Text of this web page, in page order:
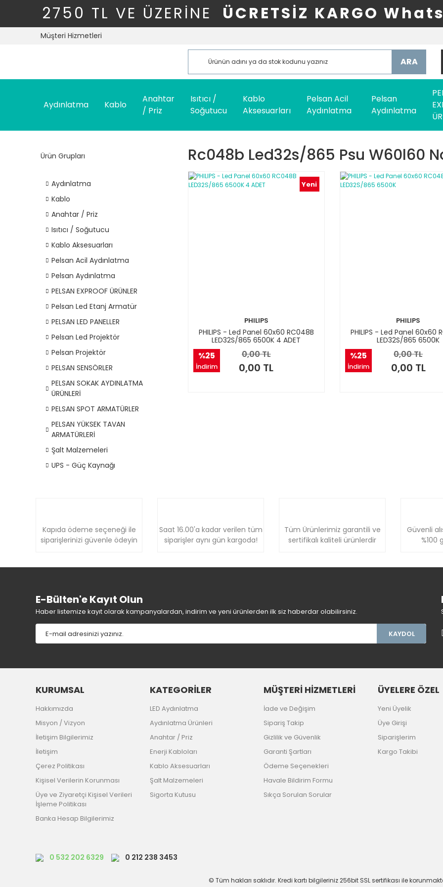
2750 TL VE ÜZERİNE ÜCRETSİZ KARGO
Müşteri Hizmetleri
ARA
Aydınlatma Kablo
Anahtar
/ Priz
Isıtıcı /
Soğutucu
Kablo
Aksesuarları
Pelsan Acil
Aydınlatma
Pelsan
Aydınlatma
Ürün Grupları
Aydınlatma
Kablo
Anahtar / Priz
Isıtıcı / Soğutucu
Kablo Aksesuarları
Pelsan Acil Aydınlatma
Pelsan Aydınlatma
PELSAN EXPROOF ÜRÜNLER
Pelsan Led Etanj Armatür
PELSAN LED PANELLER
Pelsan Led Projektör
Pelsan Projektör
PELSAN SENSÖRLER
PELSAN SOKAK AYDINLATMA
ÜRÜNLERİ
PELSAN SPOT ARMATÜRLER
PELSAN YÜKSEK TAVAN
ARMATÜRLERİ
Şalt Malzemeleri
UPS - Güç Kaynağı
Rc048b Led32s/865 Psu W60l60
Yeni
%25
İndirim
PHILIPS
PHILIPS - Led Panel 60x60 RC048B
LED32S/865 6500K 4 ADET
0,00 TL
0,00 TL
%25
İndirim
PHILIPS
PHILIPS - Led Panel 60x60
LED32S/865 6500K
0,00 TL
0,00 TL
Kapıda ödeme seçeneği ile
siparişlerinizi güvenle ödeyin
Saat 16.00'a kadar verilen tüm
siparişler aynı gün kargoda!
Tüm Ürünlerimiz garantili ve
sertifikalı kaliteli ürünlerdir
Güvenli
%100
E-Bülten'e Kayıt Olun
Haber listemize kayıt olarak kampanyalardan, indirim ve yeni ürünlerden ilk siz haberdar olabilirsiniz.
KAYDOL
KURUMSAL
Hakkımızda
Misyon / Vizyon
İletişim Bilgilerimiz
İletişim
Çerez Politikası
Kişisel Verilerin Korunması
Üye ve Ziyaretçi Kişisel Verileri
İşleme Politikası
Banka Hesap Bilgilerimiz
KATEGORİLER
LED Aydınlatma
Aydınlatma Ürünleri
Anahtar / Priz
Enerji Kabloları
Kablo Aksesuarları
Şalt Malzemeleri
Sigorta Kutusu
MÜŞTERİ HİZMETLERİ
İade ve Değişim
Sipariş Takip
Gizlilik ve Güvenlik
Garanti Şartları
Ödeme Seçenekleri
Havale Bildirim Formu
Sıkça Sorulan Sorular
ÜYELERE ÖZEL
Yeni Üyelik
Üye Girişi
Siparişlerim
Kargo Takibi
0 532 202 6329 0 212 238 3453
© Tüm hakları saklıdır. Kredi kartı bilgileriniz 256bit SSL sertifikası ile